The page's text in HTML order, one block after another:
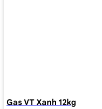
Gas VT Xanh 12kg